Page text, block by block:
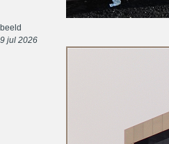
beeld
9 jul 2026